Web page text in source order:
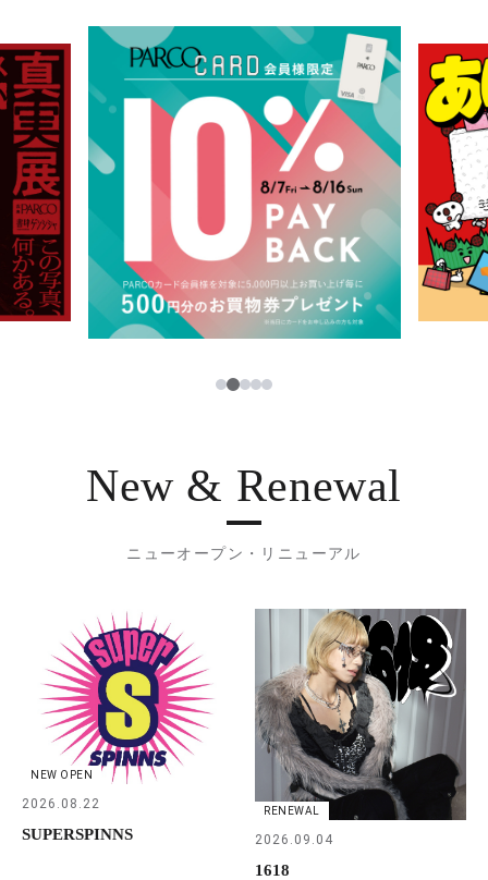
ニュース
レストラン・カフェ
TAX FREE
PARCOメンバーズ
JP
한국어
ภาษาไทย
日本語
1234
New & Renewal
ニューオープン・リニューアル
NEW OPEN
2026.08.22
SUPERSPINNS
RENEWAL
2026.09.04
1618